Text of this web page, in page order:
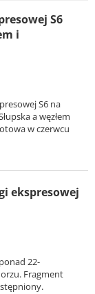
S6
i
S6 na
a węzłem
w czerwcu
ekspresowej
22-
Fragment